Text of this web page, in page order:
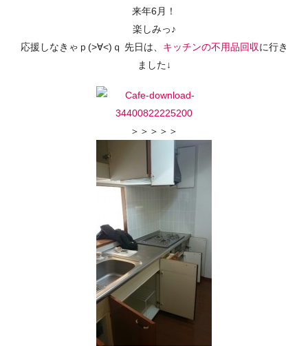
来年6月！
楽しみっ♪
応援しなきゃｐ(>∀<)ｑ 先日は、 キッチンの不用品回収に行き
ました↓
＞＞＞＞＞